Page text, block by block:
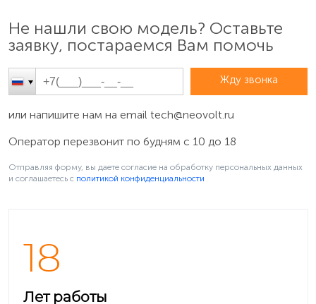
Не нашли свою модель? Оставьте
заявку, постараемся Вам помочь
Жду звонка
или напишите нам на email tech@neovolt.ru
Оператор перезвонит по будням с 10 до 18
Отправляя форму, вы даете согласие на обработку персональных данных
и соглашаетесь c политикой конфиденциальности
18
Лет работы